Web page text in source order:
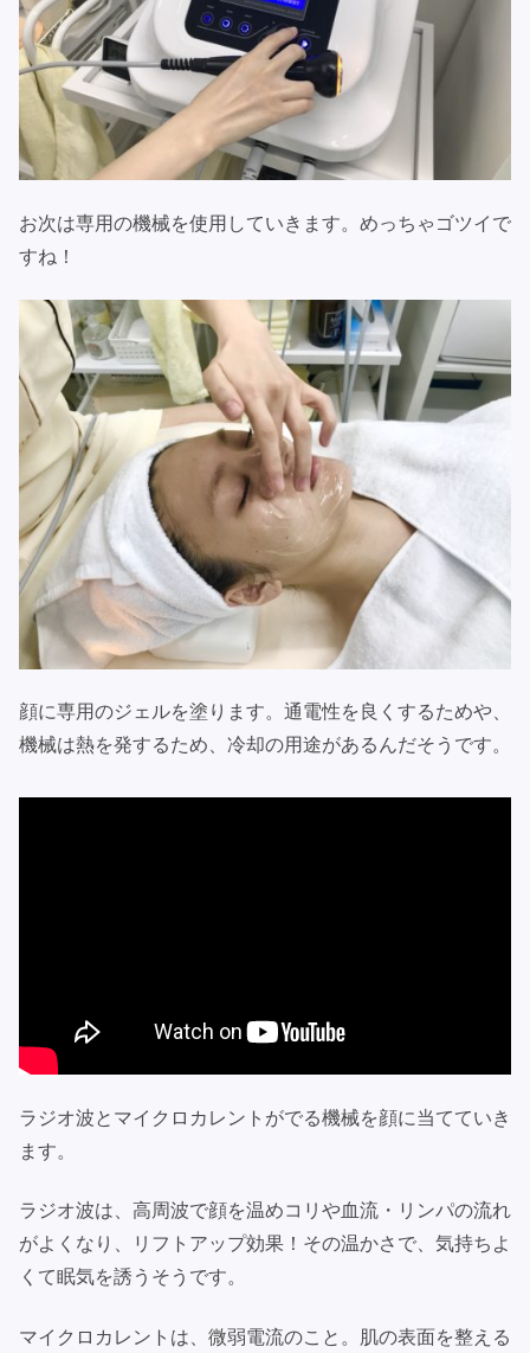
お次は専用の機械を使用していきます。めっちゃゴツイで
すね！
顔に専用のジェルを塗ります。通電性を良くするためや、
機械は熱を発するため、冷却の用途があるんだそうです。
ラジオ波とマイクロカレントがでる機械を顔に当てていき
ます。
ラジオ波は、高周波で顔を温めコリや血流・リンパの流れ
がよくなり、リフトアップ効果！その温かさで、気持ちよ
くて眠気を誘うそうです。
マイクロカレントは、微弱電流のこと。肌の表面を整える